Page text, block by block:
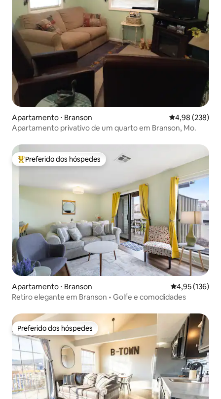
Apartamento ⋅ Branson 4,98 de uma
4,98 (238)
Apartamento privativo de um quarto em Branson, Mo.
Entre os melhores preferidos dos hóspedes
Preferido dos hóspedes
Apartamento ⋅ Branson 4,95 de uma
4,95 (136)
Retiro elegante em Branson • Golfe e comodidades
Preferido dos hóspedes
Preferido dos hóspedes